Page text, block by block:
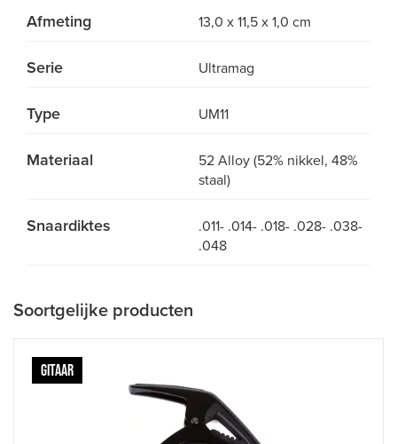
Afmeting 13,0 x 11,5 x 1,0 cm
Serie Ultramag
Type UM11
Materiaal
52 Alloy (52% nikkel, 48%
staal)
Snaardiktes
.011- .014- .018- .028- .038-
.048
Soortgelijke producten
GITAAR